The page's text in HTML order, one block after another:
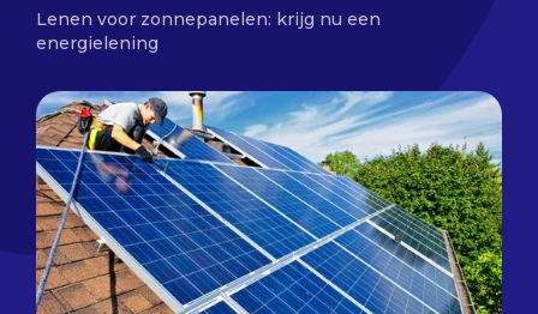
Lenen voor zonnepanelen: krijg nu een
energielening